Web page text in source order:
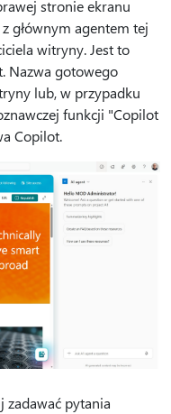
stronie ekranu
głównym agentem tej
witryny. Jest to
Nazwa gotowego
lub, w przypadku
funkcji "Copilot
Copilot.
zadawać pytania